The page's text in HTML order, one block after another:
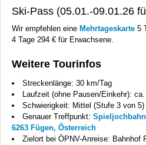
Ski-Pass (05.01.-09.01.26
Wir empfehlen eine Mehrtageskarte 5
4 Tage 294 € für Erwachsene.
Weitere Tourinfos
Streckenlänge: 30 km/Tag
Laufzeit (ohne Pausen/Einkehr):
Schwierigkeit: Mittel (Stufe 3 von 5)
Genauer Treffpunkt:
6263 Fügen, Österreich
Zielort bei ÖPNV-Anreise: Bahnhof